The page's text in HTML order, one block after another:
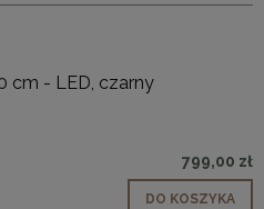
cm - LED, czarny
799,00 zł
DO KOSZYKA